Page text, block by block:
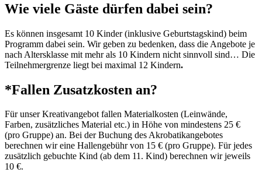
Wie viele Gäste dürfen dabei sein?
Es können insgesamt 10 Kinder (inklusive Geburtstagskind) beim
Programm dabei sein. Wir geben zu bedenken, dass die Angebote je
nach Altersklasse mit mehr als 10 Kindern nicht sinnvoll sind… Die
Teilnehmergrenze liegt bei maximal 12 Kindern.
*Fallen Zusatzkosten an?
Für unser Kreativangebot fallen Materialkosten (Leinwände,
Farben, zusätzliches Material etc.) in Höhe von mindestens 25 €
(pro Gruppe) an. Bei der Buchung des Akrobatikangebotes
berechnen wir eine Hallengebühr von 15 € (pro Gruppe). Für jedes
zusätzlich gebuchte Kind (ab dem 11. Kind) berechnen wir jeweils
10 €.